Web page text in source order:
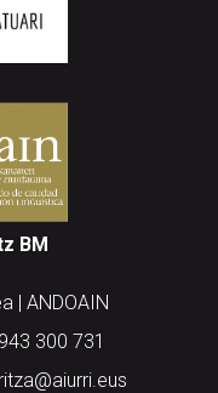
BM
| ANDOAIN
300 731